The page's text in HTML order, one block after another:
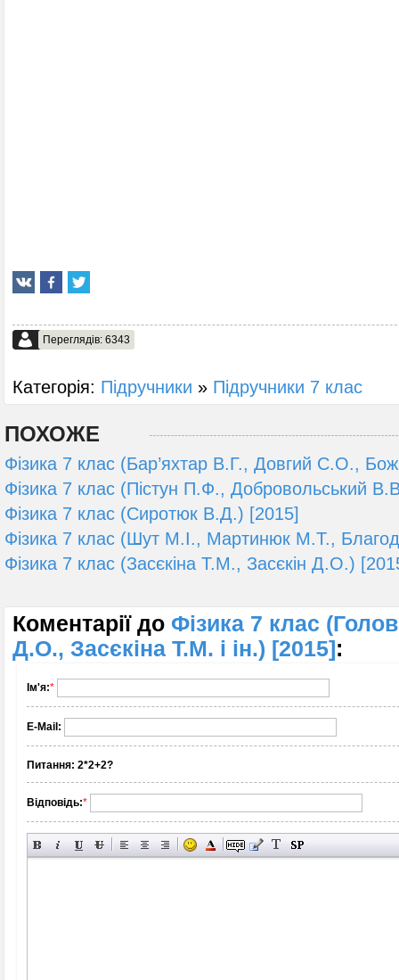
Переглядів: 6343
Категорія: Підручники » Підручники 7 клас
ПОХОЖЕ
Фізика 7 клас (Бар’яхтар В.Г., Довгий С.О.,
Фізика 7 клас (Пістун П.Ф., Добровольський
Фізика 7 клас (Сиротюк В.Д.) [2015]
Фізика 7 клас (Шут М.І., Мартинюк М.Т.,
Фізика 7 клас (Засєкіна Т.М., Засєкін Д.О.)
Коментарії до Фізика 7 клас
Д.О., Засєкіна Т.М. і ін.) [2015] :
Ім'я:*
E-Mail:
Питання: 2*2+2?
Відповідь:*